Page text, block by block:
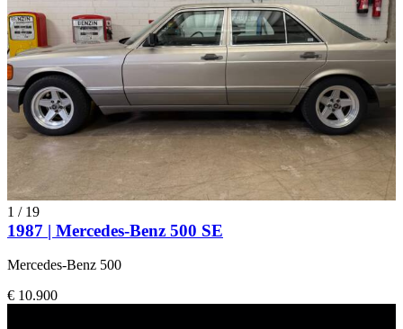
1 / 19
1987 | Mercedes-Benz 500 SE
Mercedes-Benz 500
€ 10.900